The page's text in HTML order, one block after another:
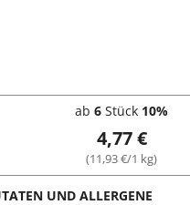
ab 6 Stück 10%
4,77 €
(11,93 €/1 kg)
UND ALLERGENE